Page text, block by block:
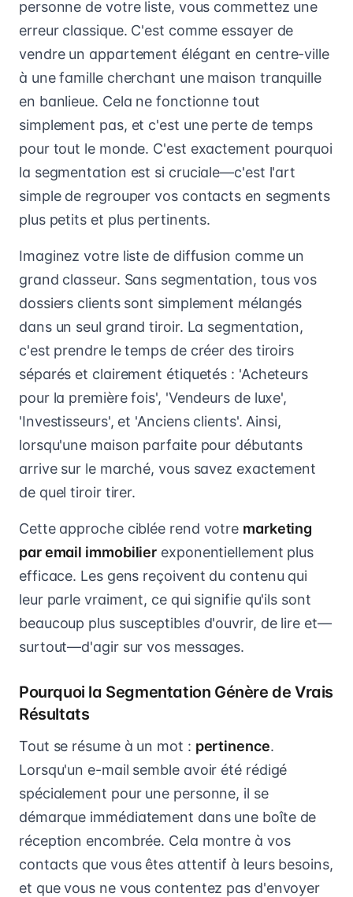
personne de votre liste, vous commettez une
erreur classique. C'est comme essayer de
vendre un appartement élégant en centre-ville
à une famille cherchant une maison tranquille
en banlieue. Cela ne fonctionne tout
simplement pas, et c'est une perte de temps
pour tout le monde. C'est exactement pourquoi
la segmentation est si cruciale—c'est l'art
simple de regrouper vos contacts en segments
plus petits et plus pertinents.
Imaginez votre liste de diffusion comme un
grand classeur. Sans segmentation, tous vos
dossiers clients sont simplement mélangés
dans un seul grand tiroir. La segmentation,
c'est prendre le temps de créer des tiroirs
séparés et clairement étiquetés : 'Acheteurs
pour la première fois', 'Vendeurs de luxe',
'Investisseurs', et 'Anciens clients'. Ainsi,
lorsqu'une maison parfaite pour débutants
arrive sur le marché, vous savez exactement
de quel tiroir tirer.
Cette approche ciblée rend votre marketing
par email immobilier exponentiellement plus
efficace. Les gens reçoivent du contenu qui
leur parle vraiment, ce qui signifie qu'ils sont
beaucoup plus susceptibles d'ouvrir, de lire et—
surtout—d'agir sur vos messages.
Pourquoi la Segmentation Génère de Vrais
Résultats
Tout se résume à un mot : pertinence.
Lorsqu'un e-mail semble avoir été rédigé
spécialement pour une personne, il se
démarque immédiatement dans une boîte de
réception encombrée. Cela montre à vos
contacts que vous êtes attentif à leurs besoins,
et que vous ne vous contentez pas d'envoyer